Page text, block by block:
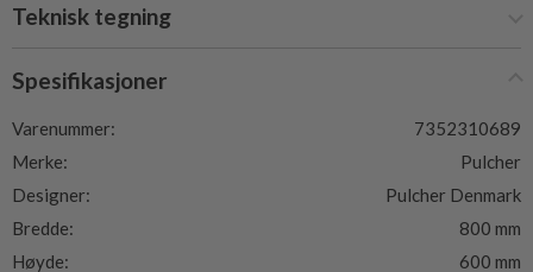
Teknisk tegning
Spesifikasjoner
Varenummer:
7352310689
Merke:
Pulcher
Designer:
Pulcher Denmark
Bredde:
800 mm
Høyde:
600 mm